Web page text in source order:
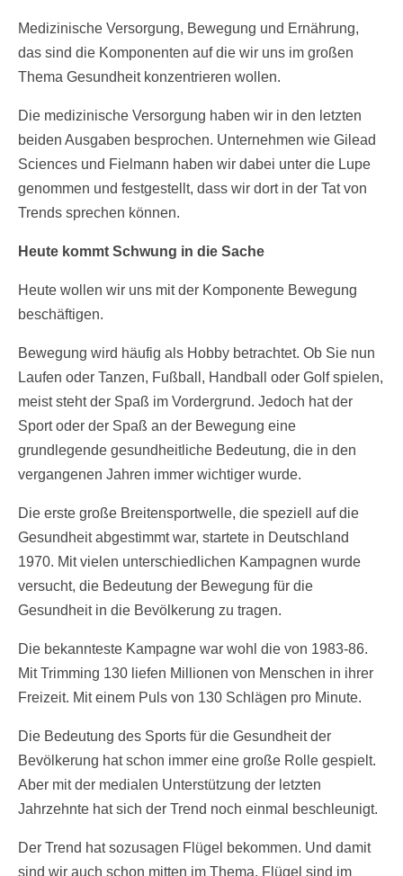
Medizinische Versorgung, Bewegung und Ernährung,
das sind die Komponenten auf die wir uns im großen
Thema Gesundheit konzentrieren wollen.
Die medizinische Versorgung haben wir in den letzten
beiden Ausgaben besprochen. Unternehmen wie Gilead
Sciences und Fielmann haben wir dabei unter die Lupe
genommen und festgestellt, dass wir dort in der Tat von
Trends sprechen können.
Heute kommt Schwung in die Sache
Heute wollen wir uns mit der Komponente Bewegung
beschäftigen.
Bewegung wird häufig als Hobby betrachtet. Ob Sie nun
Laufen oder Tanzen, Fußball, Handball oder Golf spielen,
meist steht der Spaß im Vordergrund. Jedoch hat der
Sport oder der Spaß an der Bewegung eine
grundlegende gesundheitliche Bedeutung, die in den
vergangenen Jahren immer wichtiger wurde.
Die erste große Breitensportwelle, die speziell auf die
Gesundheit abgestimmt war, startete in Deutschland
1970. Mit vielen unterschiedlichen Kampagnen wurde
versucht, die Bedeutung der Bewegung für die
Gesundheit in die Bevölkerung zu tragen.
Die bekannteste Kampagne war wohl die von 1983-86.
Mit Trimming 130 liefen Millionen von Menschen in ihrer
Freizeit. Mit einem Puls von 130 Schlägen pro Minute.
Die Bedeutung des Sports für die Gesundheit der
Bevölkerung hat schon immer eine große Rolle gespielt.
Aber mit der medialen Unterstützung der letzten
Jahrzehnte hat sich der Trend noch einmal beschleunigt.
Der Trend hat sozusagen Flügel bekommen. Und damit
sind wir auch schon mitten im Thema. Flügel sind im